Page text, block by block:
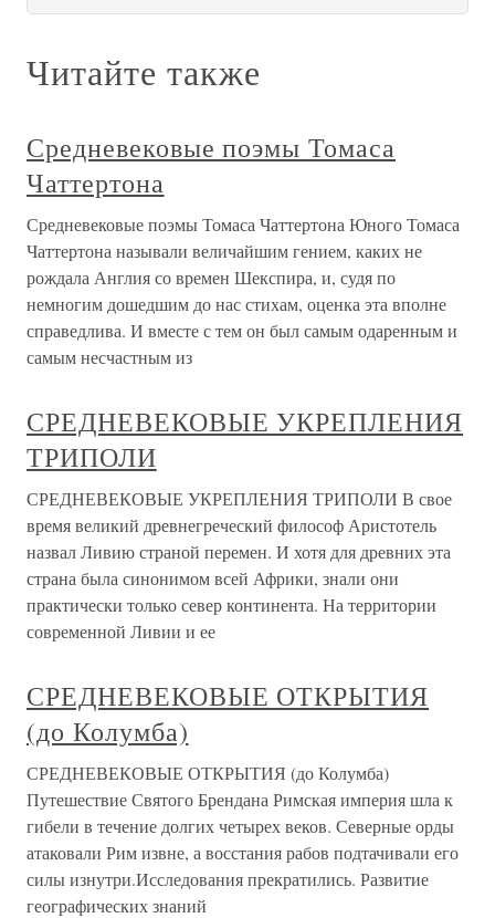
Читайте также
Средневековые поэмы Томаса
Чаттертона
Средневековые поэмы Томаса Чаттертона Юного Томаса
Чаттертона называли величайшим гением, каких не
рождала Англия со времен Шекспира, и, судя по
немногим дошедшим до нас стихам, оценка эта вполне
справедлива. И вместе с тем он был самым одаренным и
самым несчастным из
СРЕДНЕВЕКОВЫЕ УКРЕПЛЕНИЯ
ТРИПОЛИ
СРЕДНЕВЕКОВЫЕ УКРЕПЛЕНИЯ ТРИПОЛИ В свое
время великий древнегреческий философ Аристотель
назвал Ливию страной перемен. И хотя для древних эта
страна была синонимом всей Африки, знали они
практически только север континента. На территории
современной Ливии и ее
СРЕДНЕВЕКОВЫЕ ОТКРЫТИЯ
(до Колумба)
СРЕДНЕВЕКОВЫЕ ОТКРЫТИЯ (до Колумба)
Путешествие Святого Брендана Римская империя шла к
гибели в течение долгих четырех веков. Северные орды
атаковали Рим извне, а восстания рабов подтачивали его
силы изнутри.Исследования прекратились. Развитие
географических знаний